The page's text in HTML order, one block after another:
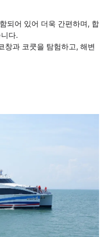
되어 있어 더욱 간편하며, 합
다.
창과 코쿳을 탐험하고, 해변